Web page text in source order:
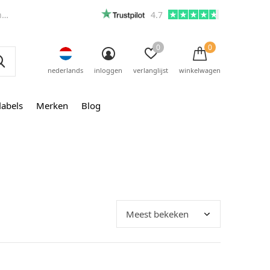
Merken Blog
nederlands inloggen verlanglijst
0
winkelwagen
0
4.7